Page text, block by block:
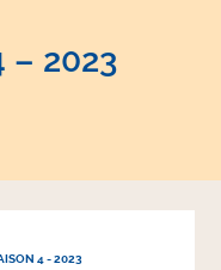
– 2023
4 - 2023